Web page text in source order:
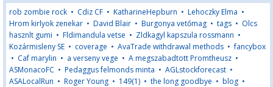
rob zombie rock • Cdiz CF • KatharineHepburn • Lehoczky Elma •
Hrom kirlyok zenekar • David Blair • Burgonya vetőmag • tags • Olcs
hasznlt gumi • Fldimandula vetse • Zldkagyl kapszula rossmann •
Kozármisleny SE • coverage • AvaTrade withdrawal methods •fancybox
• Caf marylin • a verseny vege • A megszabadtott Promtheusz •
ASMonacoFC • Pedaggus felmonds minta • AGLstockforecast •
ASALocalRun • Roger Young • 149(1) • the long goodbye • blog •